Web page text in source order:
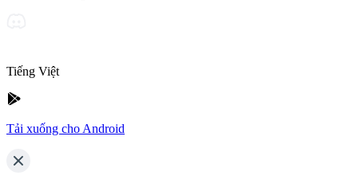
Tiếng Việt
Tải xuống cho Android